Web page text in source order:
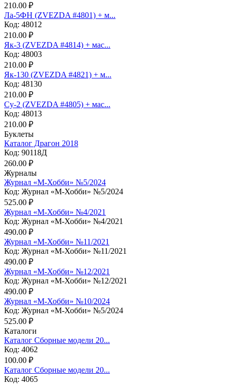
210.00 ₽
Ла-5ФН (ZVEZDA #4801) + м...
Код: 48012
210.00 ₽
Як-3 (ZVEZDA #4814) + мас...
Код: 48003
210.00 ₽
Як-130 (ZVEZDA #4821) + м...
Код: 48130
210.00 ₽
Су-2 (ZVEZDA #4805) + мас...
Код: 48013
210.00 ₽
Буклеты
Каталог Драгон 2018
Код: 90118Д
260.00 ₽
Журналы
Журнал «М-Хобби» №5/2024
Код: Журнал «М-Хобби» №5/2024
525.00 ₽
Журнал «М-Хобби» №4/2021
Код: Журнал «М-Хобби» №4/2021
490.00 ₽
Журнал «М-Хобби» №11/2021
Код: Журнал «М-Хобби» №11/2021
490.00 ₽
Журнал «М-Хобби» №12/2021
Код: Журнал «М-Хобби» №12/2021
490.00 ₽
Журнал «М-Хобби» №10/2024
Код: Журнал «М-Хобби» №5/2024
525.00 ₽
Каталоги
Каталог Сборные модели 20...
Код: 4062
100.00 ₽
Каталог Сборные модели 20...
Код: 4065